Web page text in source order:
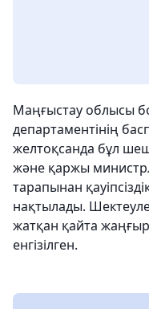
Маңғыстау облысы
департаментінің
желтоқсанда бұл
және қаржы
тарапынан
нақтылады.
жатқан қайта
енгізілген.